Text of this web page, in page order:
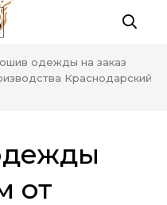
одежды на заказ
Краснодарский
от